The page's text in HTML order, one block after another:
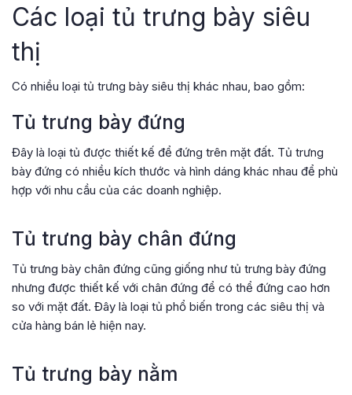
Các loại tủ trưng bày siêu
thị
Có nhiều loại tủ trưng bày siêu thị khác nhau, bao gồm:
Tủ trưng bày đứng
Đây là loại tủ được thiết kế để đứng trên mặt đất. Tủ trưng
bày đứng có nhiều kích thước và hình dáng khác nhau để phù
hợp với nhu cầu của các doanh nghiệp.
Tủ trưng bày chân đứng
Tủ trưng bày chân đứng cũng giống như tủ trưng bày đứng
nhưng được thiết kế với chân đứng để có thể đứng cao hơn
so với mặt đất. Đây là loại tủ phổ biến trong các siêu thị và
cửa hàng bán lẻ hiện nay.
Tủ trưng bày nằm